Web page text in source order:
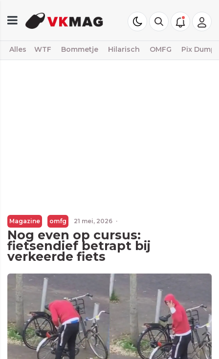
Alles WTF Bommetje Hilarisch OMFG Pix Dump
Magazine omfg 21 mei, 2026 ·
Nog even op cursus:
fietsendief betrapt bij
verkeerde fiets